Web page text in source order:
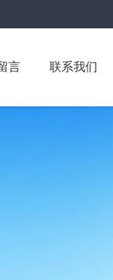
言 联系我们